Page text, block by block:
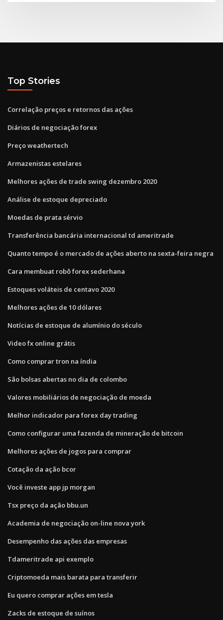
Top Stories
Correlação preços e retornos das ações
Diários de negociação forex
Preço weathertech
Armazenistas estelares
Melhores ações de trade swing dezembro 2020
Análise de estoque depreciado
Moedas de prata sérvio
Transferência bancária internacional td ameritrade
Quanto tempo é o mercado de ações aberto na sexta-feira negra
Cara membuat robô forex sederhana
Estoques voláteis de centavo 2020
Melhores ações de 10 dólares
Notícias de estoque de alumínio do século
Video fx online grátis
Como comprar tron ​​na índia
São bolsas abertas no dia de colombo
Valores mobiliários de negociação de moeda
Melhor indicador para forex day trading
Como configurar uma fazenda de mineração de bitcoin
Melhores ações de jogos para comprar
Cotação da ação bcor
Você investe app jp morgan
Tsx preço da ação bbu.un
Academia de negociação on-line nova york
Desempenho das ações das empresas
Tdameritrade api exemplo
Criptomoeda mais barata para transferir
Eu quero comprar ações em tesla
Zacks de estoque de suínos